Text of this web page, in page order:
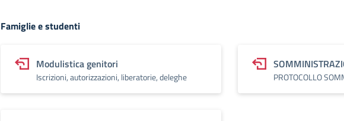
Famiglie e studenti
Modulistica genitori
Iscrizioni, autorizzazioni, liberatorie, deleghe PROTOCOLLO